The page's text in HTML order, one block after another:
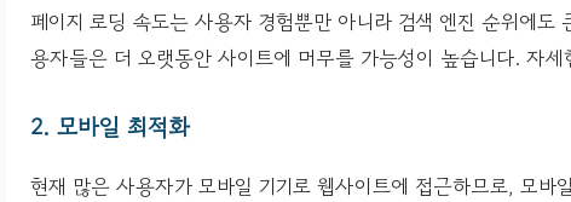
페이지 로딩 속도는 사용자 경험뿐만 아니라 검색 엔진 순위에
용자들은 더 오랫동안 사이트에 머무를 가능성이 높습니다. 자
2. 모바일 최적화
현재 많은 사용자가 모바일 기기로 웹사이트에 접근하므로, 모